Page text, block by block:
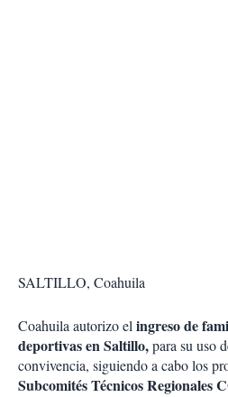
SALTILLO, Coahuila
Coahuila autorizo elingreso de
deportivas en Saltillo,para su uso
convivencia, siguiendo a cabo los
Subcomités Técnicos Regionales